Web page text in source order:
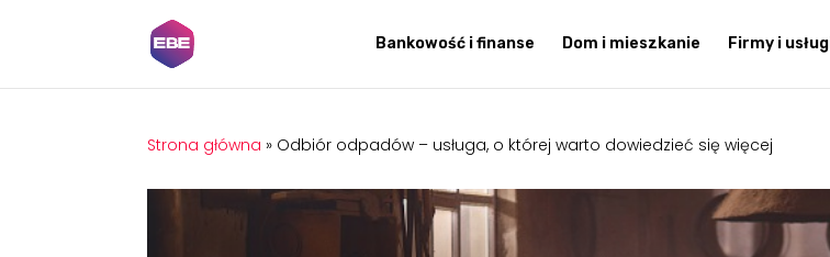
Bankowość i finanse Dom i mieszkanie Firmy i
Strona główna » Odbiór odpadów – usługa, o której warto dowiedzieć się więcej